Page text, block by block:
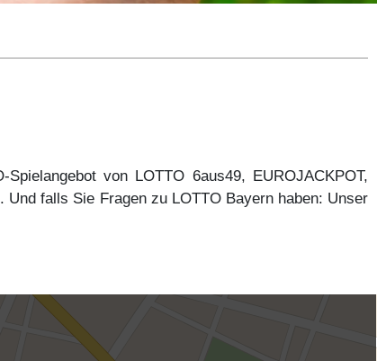
von LOTTO 6aus49, EUROJACKPOT,
falls Sie Fragen zu LOTTO Bayern haben: Unser